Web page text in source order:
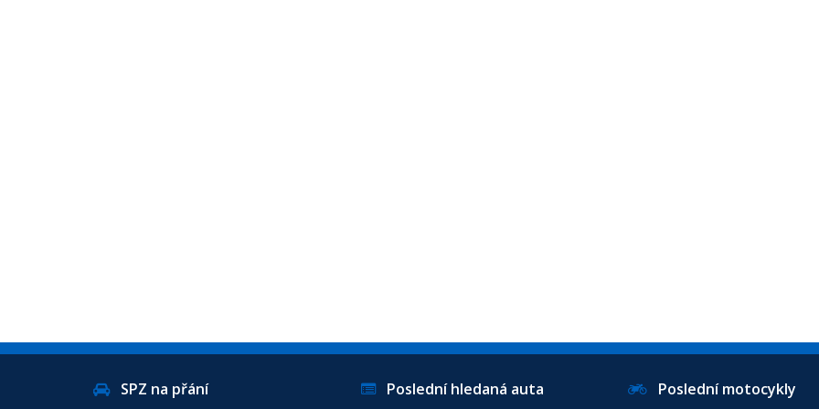
SPZ na přání Poslední hledaná auta Poslední motocykly